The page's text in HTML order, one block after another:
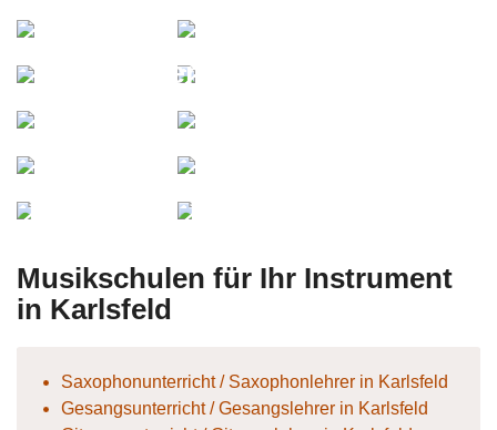
Simone
Percussionist
Meadow Musik24
Musikschulen für Ihr Instrument
in Karlsfeld
Saxophonunterricht / Saxophonlehrer in Karlsfeld
Gesangsunterricht / Gesangslehrer in Karlsfeld